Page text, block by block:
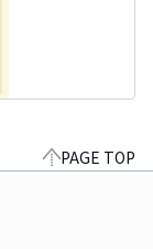
PAGE TOP